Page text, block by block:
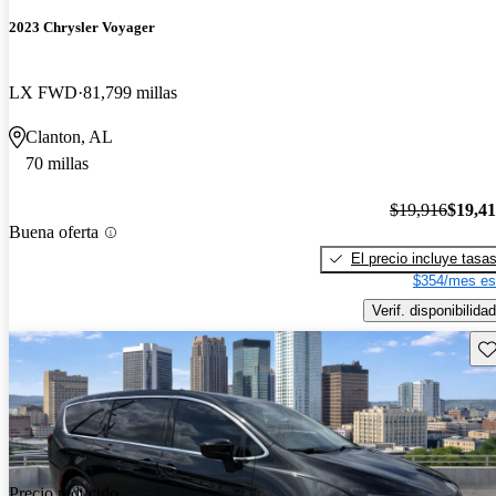
2023 Chrysler Voyager
LX FWD 81,799 millas
Clanton, AL
70 millas
Buena oferta
$19,916
El precio incluye tasas
$354/mes
Verif. disponibilidad